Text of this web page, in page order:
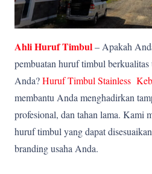
Ahli Huruf Timbul– Apakah
pembuatan huruf timbul berkualitas
Anda?Huruf Timbul Stainless
membantu Anda menghadirkan
profesional, dan tahan lama. Kami
huruf timbul yang dapat
branding usaha Anda.